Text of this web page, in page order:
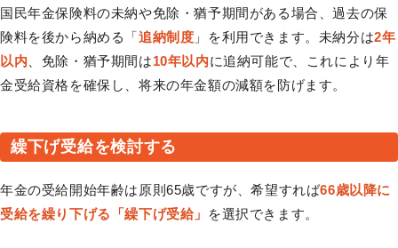
国民年金保険料の未納や免除・猶予期間がある場合、過去の保
険料を後から納める「追納制度 」を利用できます。未納分は2年
以内 、免除・猶予期間は10年以内に追納可能で、これにより年
金受給資格を確保し、将来の年金額の減額を防げます。
繰下げ受給を検討する
年金の受給開始年齢は原則65歳ですが、希望すれば66歳以降に
受給を繰り下げる「繰下げ受給」
を選択できます。